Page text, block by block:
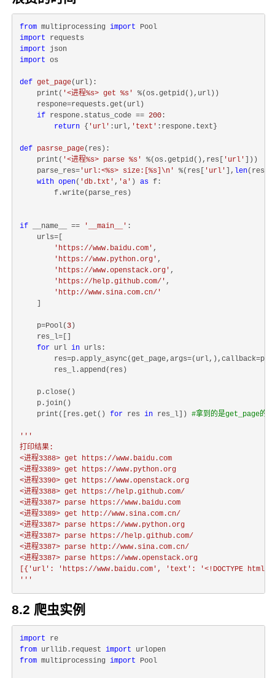
from multiprocessing import
import
import
import os
def get_page( url ):
    print(
'<进程%s> get %s'
%(os.getpid(),url))
    respone=requests.get(url)
if respone.status_code == 200 :
return { 'url' :url, 'text' :respone.text}
def pasrse_page( res ):
    print(
'<进程%s> parse %s' %(os.getpid(),res[ 'url'
]))
    parse_res=
'url:<%s> size:[%s]\n' %(res[ 'url' ], len(res[
with open( 'db.txt' , 'a' ) as f:
        f.write(parse_res)
if __name__ == '__main__' :
    urls=[
'https://www.baidu.com' ,
'https://www.python.org' ,
'https://www.openstack.org' ,
'https://help.github.com/' ,
'http://www.sina.com.cn/'
    p=Pool(
3 )
    res_l=[]
for url in urls:
        res_l.append(res)
    p.close()
    p.join()
    print([res.get()
for res in res_l]) #拿到的是get_page的
'''
打印结果:
<进程3388> get https://www.baidu.com
<进程3389> get https://www.python.org
<进程3390> get https://www.openstack.org
<进程3388> get https://help.github.com/
<进程3387> parse https://www.baidu.com
<进程3389> get http://www.sina.com.cn/
<进程3387> parse https://www.python.org
<进程3387> parse https://help.github.com/
<进程3387> parse http://www.sina.com.cn/
<进程3387> parse https://www.openstack.org
[{'url': 'https://www.baidu.com', 'text': '<!DOCTYPE
'''
8.2 爬虫实例
import
from urllib.request import
from multiprocessing import Pool